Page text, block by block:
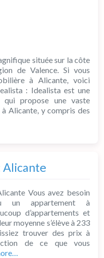
située sur la côte
de Valence. Si vous
à Alicante, voici
: Idealista est une
qui propose une vaste
Alicante, y compris des
Alicante
Vous avez besoin
un appartement à
d’appartements et
moyenne s’élève à 233
trouver des prix à
de ce que vous